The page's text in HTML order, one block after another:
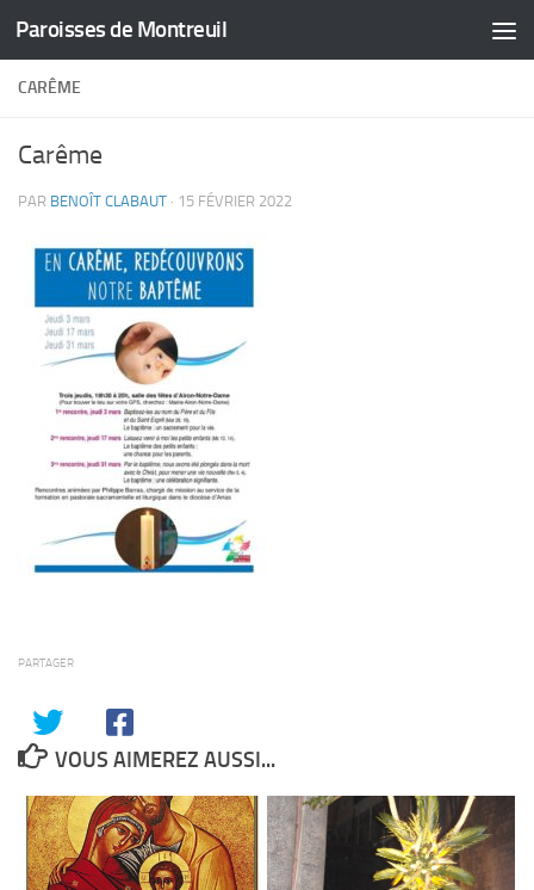
Skip to content
Paroisses de Montreuil
CARÊME
Carême
PAR BENOÎT CLABAUT · 15 FÉVRIER 2022
PARTAGER
VOUS AIMEREZ AUSSI...